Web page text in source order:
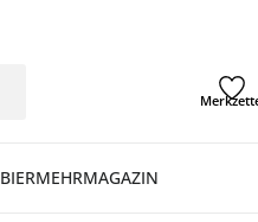
BIERMEHRMAGAZIN